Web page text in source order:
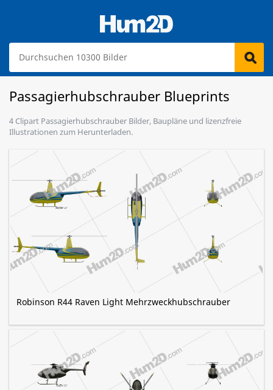
Passagierhubschrauber Blueprints
4 Clipart Passagierhubschrauber Bilder, Baupläne und lizenzfreie
Illustrationen zum Herunterladen.
Robinson R44 Raven Light Mehrzweckhubschrauber